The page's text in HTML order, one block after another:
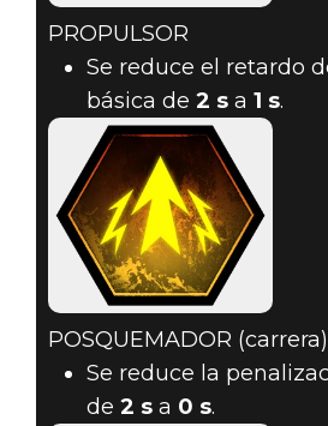
PROPULSOR
Se reduce el retardo
básica de 2 sa 1 s.
POSQUEMADOR (carrera)
Se reduce la
de 2 sa 0 s.